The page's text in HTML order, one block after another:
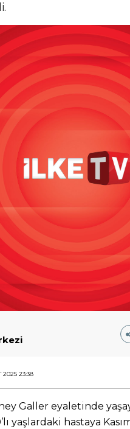
2025 23:38
Galler eyaletinde
yaşlardaki hastaya